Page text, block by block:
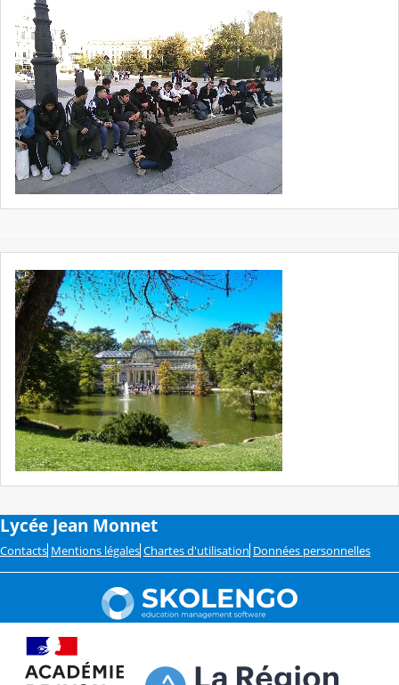
Lycée Jean Monnet
Contacts Mentions légales Chartes d'utilisation Données personnelles